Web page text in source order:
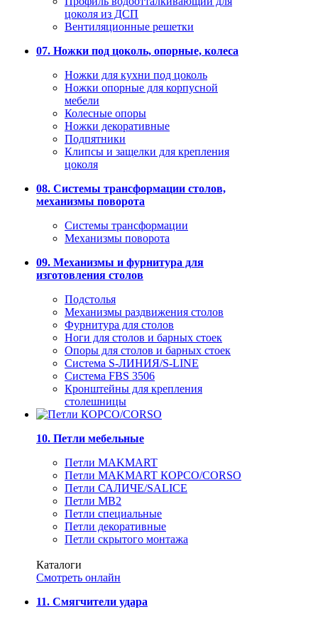
цоколя из ДСП
Вентиляционные решетки
07. Ножки под цоколь, опорные, колеса
Ножки для кухни под цоколь
Ножки опорные для корпусной
мебели
Колесные опоры
Ножки декоративные
Подпятники
Клипсы и защелки для крепления
цоколя
08. Системы трансформации столов,
механизмы поворота
Системы трансформации
Механизмы поворота
09. Механизмы и фурнитура для
изготовления столов
Подстолья
Механизмы раздвижения столов
Фурнитура для столов
Ноги для столов и барных стоек
Опоры для столов и барных стоек
Система S-ЛИНИЯ/S-LINE
Система FBS 3506
Кронштейны для крепления
столешницы
10. Петли мебельные
Петли MAKMART
Петли MAKMART КОРСО/CORSO
Петли САЛИЧЕ/SALICE
Петли MB2
Петли специальные
Петли декоративные
Петли скрытого монтажа
Каталоги
Смотреть онлайн
11. Смягчители удара